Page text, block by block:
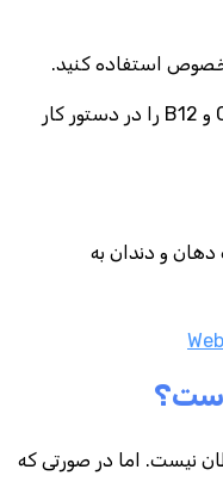
استفاده کنید.
تغذیه سالم و مصرف ویتامین C، D و B12 را در دستور کار
و دندان به
است؟
نیست. اما در صورتی که